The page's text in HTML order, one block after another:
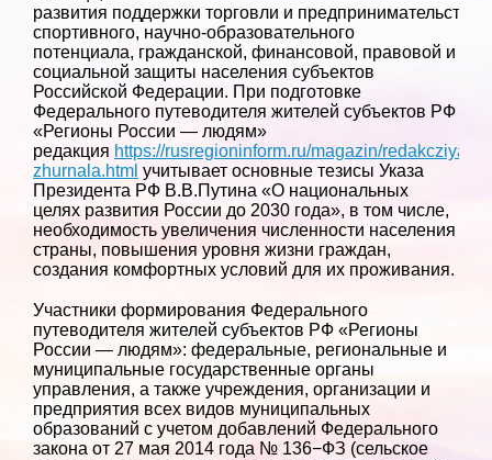
развития поддержки торговли и предпринимательства,
спортивного, научно-образовательного
потенциала, гражданской, финансовой, правовой и
социальной защиты населения субъектов
Российской Федерации. При подготовке
Федерального путеводителя жителей субъектов РФ
«Регионы России — людям»
редакция https://rusregioninform.ru/magazin/redakcziya-
zhurnala.html учитывает основные тезисы Указа
Президента РФ В.В.Путина «О национальных
целях развития России до 2030 года», в том числе,
необходимость увеличения численности населения
страны, повышения уровня жизни граждан,
создания комфортных условий для их проживания.
Участники формирования Федерального
путеводителя жителей субъектов РФ «Регионы
России — людям»: федеральные, региональные и
муниципальные государственные органы
управления, а также учреждения, организации и
предприятия всех видов муниципальных
образований с учетом добавлений Федерального
закона от 27 мая 2014 года № 136−ФЗ (сельское